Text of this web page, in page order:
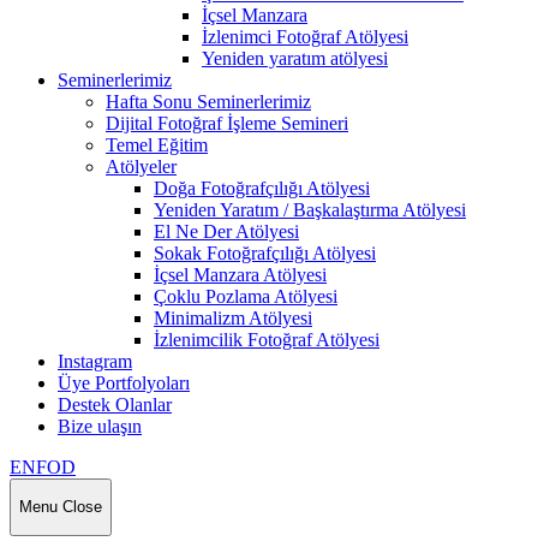
İçsel Manzara
İzlenimci Fotoğraf Atölyesi
Yeniden yaratım atölyesi
Seminerlerimiz
Hafta Sonu Seminerlerimiz
Dijital Fotoğraf İşleme Semineri
Temel Eğitim
Atölyeler
Doğa Fotoğrafçılığı Atölyesi
Yeniden Yaratım / Başkalaştırma Atölyesi
El Ne Der Atölyesi
Sokak Fotoğrafçılığı Atölyesi
İçsel Manzara Atölyesi
Çoklu Pozlama Atölyesi
Minimalizm Atölyesi
İzlenimcilik Fotoğraf Atölyesi
Instagram
Üye Portfolyoları
Destek Olanlar
Bize ulaşın
ENFOD
Menu Close